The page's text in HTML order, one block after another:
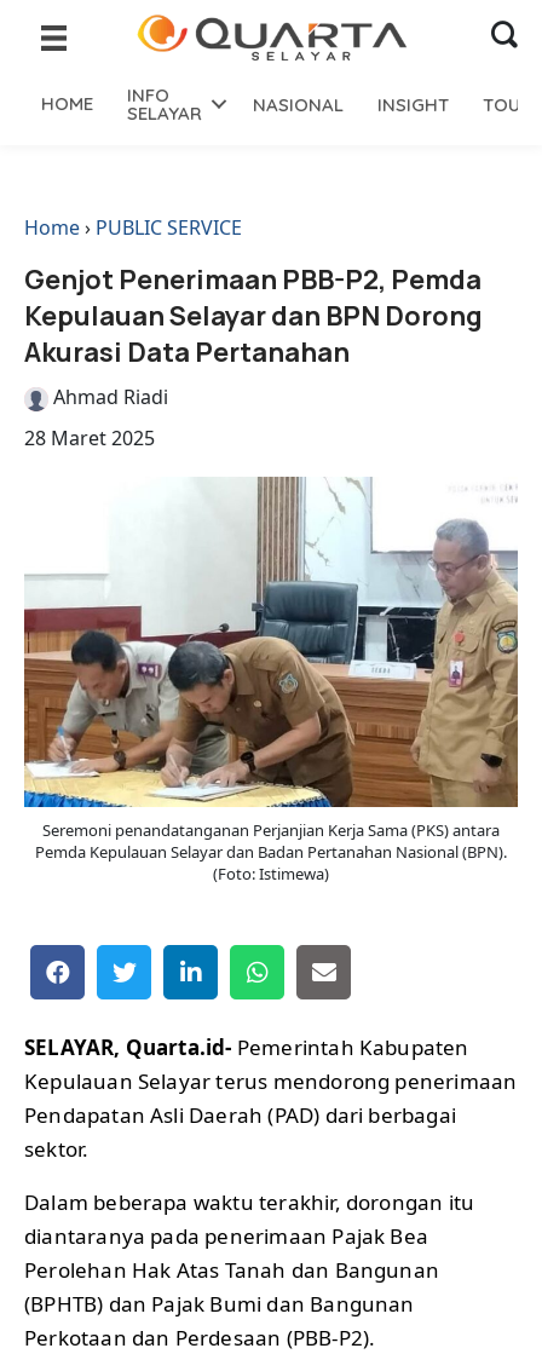
HOME INFO
SELAYAR NASIONAL INSIGHT
Home› PUBLIC SERVICE
Genjot Penerimaan PBB-P2, Pemda
Kepulauan Selayar dan BPN Dorong
Akurasi Data Pertanahan
Ahmad Riadi
28 Maret 2025
Seremoni penandatanganan Perjanjian Kerja Sama (PKS) antara
Pemda Kepulauan Selayar dan Badan Pertanahan Nasional (BPN).
(Foto: Istimewa)
SELAYAR, Quarta.id- Pemerintah Kabupaten
Kepulauan Selayar terus mendorong penerimaan
Pendapatan Asli Daerah (PAD) dari berbagai
sektor.
Dalam beberapa waktu terakhir, dorongan itu
diantaranya pada penerimaan Pajak Bea
Perolehan Hak Atas Tanah dan Bangunan
(BPHTB) dan Pajak Bumi dan Bangunan
Perkotaan dan Perdesaan (PBB-P2).